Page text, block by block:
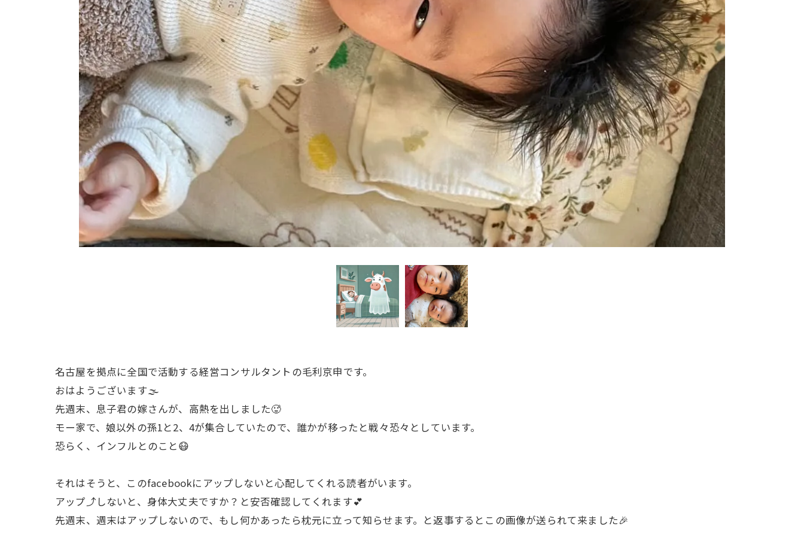
名古屋を拠点に全国で活動する経営コンサルタントの毛利京申です。
おはようございます🌫️
先週末、息子君の嫁さんが、高熱を出しました🥵
モー家で、娘以外の孫1と2、4が集合していたので、誰かが移ったと戦々恐々としています。
恐らく、インフルとのこと😷
それはそうと、このfacebookにアップしないと心配してくれる読者がいます。
アップ⤴️しないと、身体大丈夫ですか？と安否確認してくれます💕
先週末、週末はアップしないので、もし何かあったら枕元に立って知らせます。と返事するとこの画像が送られて来ました🎉